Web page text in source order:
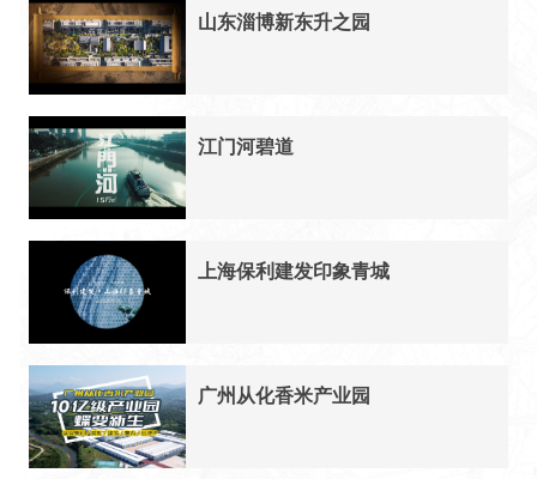
山东淄博新东升之园
江门河碧道
上海保利建发印象青城
广州从化香米产业园